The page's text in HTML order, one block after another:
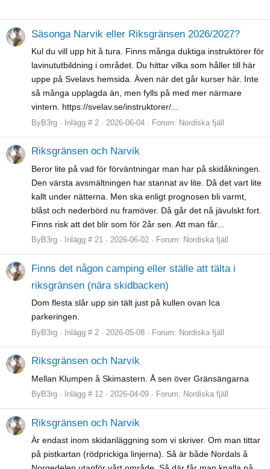
Säsonga Narvik eller Riksgränsen 2026/2027?
Kul du vill upp hit å tura. Finns många duktiga instruktörer för
lavinututbildning i området. Du hittar vilka som håller till här
uppe på Svelavs hemsida. Även när det går kurser här. Inte
så många upplagda än, men fylls på med mer närmare
vintern. https://svelav.se/instruktorer/...
ByB3rg Inlägg # 2 2026-06-04 Forum: Nordiska fjäll
Riksgränsen och Narvik
Beror lite på vad för förväntningar man har på skidåkningen.
Den värsta avsmältningen har stannat av lite. Då det vart lite
kallt under nätterna. Men ska enligt prognosen bli varmt,
blåst och nederbörd nu framöver. Då går det nå jävulskt fort.
Finns risk att det blir som för 2år sen. Att man får...
ByB3rg Inlägg # 21 2026-06-02 Forum: Nordiska fjäll
Finns det någon camping eller ställe att tälta i
riksgränsen (nära skidbacken)
Dom flesta slår upp sin tält just på kullen ovan Ica
parkeringen.
ByB3rg Inlägg # 2 2026-05-08 Forum: Nordiska fjäll
Riksgränsen och Narvik
Mellan Klumpen å Skimastern. Å sen över Gränsängarna
ByB3rg Inlägg # 12 2026-04-09 Forum: Nordiska fjäll
Riksgränsen och Narvik
Är endast inom skidanläggning som vi skriver. Om man tittar
på pistkartan (rödprickiga linjerna). Så är både Nordals å